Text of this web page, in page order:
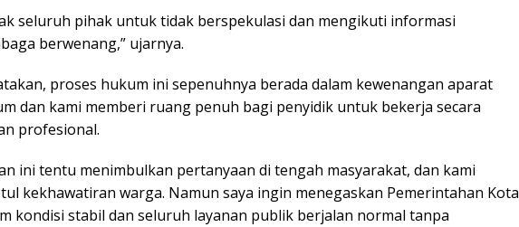
seluruh pihak untuk tidak berspekulasi dan mengikuti informasi
berwenang,” ujarnya.
proses hukum ini sepenuhnya berada dalam kewenangan aparat
dan kami memberi ruang penuh bagi penyidik untuk bekerja secara
profesional.
ini tentu menimbulkan pertanyaan di tengah masyarakat, dan kami
kekhawatiran warga. Namun saya ingin menegaskan Pemerintahan Kota
kondisi stabil dan seluruh layanan publik berjalan normal tanpa